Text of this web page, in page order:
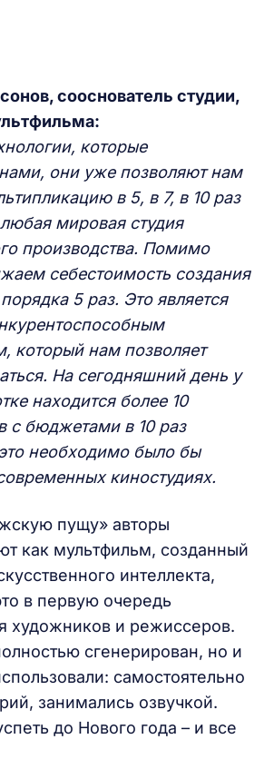
сооснователь студии,
которые
они уже позволяют нам
в 5, в 7, в 10 раз
мировая студия
производства. Помимо
себестоимость создания
5 раз. Это является
который нам позволяет
На сегодняшний день у
находится более 10
с бюджетами в 10 раз
необходимо было бы
киностудиях.
пущу» авторы
как мультфильм, созданный
интеллекта,
в первую очередь
художников и режиссеров.
сгенерирован, но и
самостоятельно
занимались озвучкой.
до Нового года – и все